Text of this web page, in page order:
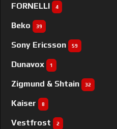
FORNELLI 4
Beko 39
Sony Ericsson 59
Dunavox 1
Zigmund & Shtain 32
Kaiser 8
Vestfrost 2